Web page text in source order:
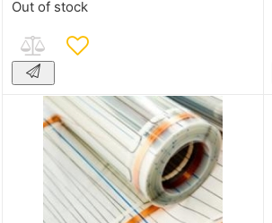
Out of stock